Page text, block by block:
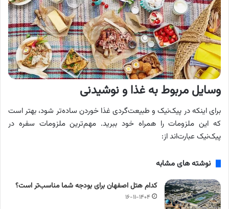
وسایل مربوط به غذا و نوشیدنی
برای اینکه در پیک‌نیک و طبیعت‌گردی غذا خوردن ساده‌تر شود، بهتر است
که این ملزومات را همراه خود ببرید. مهم‌ترین ملزومات سفره در
پیک‌نیک عبارت‌اند از:
نوشته های مشابه
کدام هتل اصفهان برای بودجه شما مناسب‌تر است؟
۱۶-۱۱-۱۴۰۴